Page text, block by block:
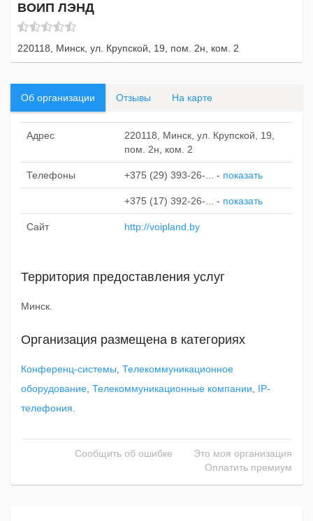
ВОИП ЛЭНД
220118, Минск, ул. Крупской, 19, пом. 2н, ком. 2
Об организации Отзывы На карте
Адрес
220118, Минск, ул. Крупской, 19,
пом. 2н, ком. 2
Телефоны +375 (29) 393-26-... - показать
+375 (17) 392-26-... - показать
Сайт http://voipland.by
Территория предоставления услуг
Минск.
Организация размещена в категориях
Конференц-системы Телекоммуникационное
оборудование Телекоммуникационные компании
IP-
телефония
Сообщить об ошибке
Это моя организация
Оплатить премиум